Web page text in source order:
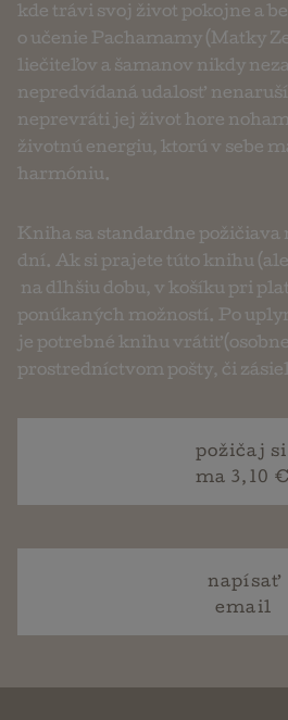
kde trávi svoj život pokojne a
o učenie Pachamamy (Matky
liečiteľov a šamanov nikdy
nepredvídaná udalosť
neprevráti jej život hore
životnú energiu, ktorú v sebe
harmóniu.
Kniha sa standardne požičiava
dní. Ak si prajete túto knihu
na dlhšiu dobu, v košíku pri
ponúkaných možností. Po
je potrebné knihu vrátiť
prostredníctvom pošty, či
požičaj si
ma 3,10 €
napísať
email